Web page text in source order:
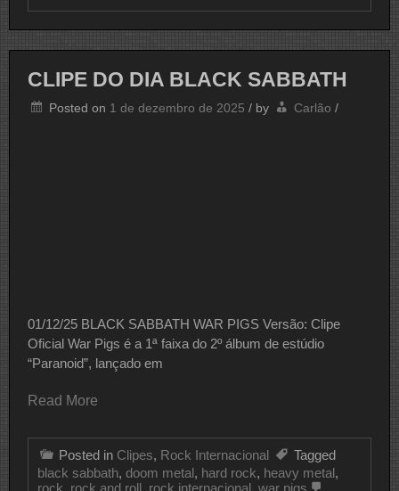
GHOST
CLIPE DO DIA BLACK SABBATH
Posted on 1 de dezembro de 2025 / by Carlão /
01/12/25 BLACK SABBATH WAR PIGS Versão: Clipe
Oficial War Pigs é a 1ª faixa do 2º álbum de estúdio
“Paranoid”, lançado em
Read More
Posted in Clipes, Rock Internacional
Tagged
black sabbath, doom metal, hard rock, heavy metal,